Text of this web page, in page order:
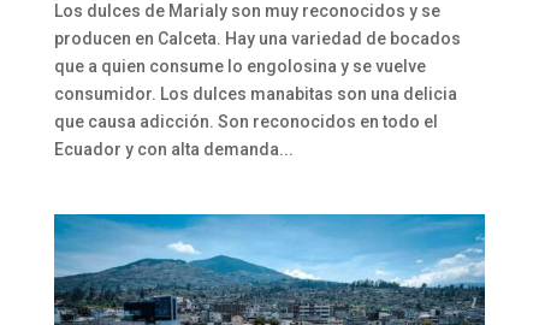
Los dulces de Marialy son muy reconocidos y se
producen en Calceta. Hay una variedad de bocados
que a quien consume lo engolosina y se vuelve
consumidor. Los dulces manabitas son una delicia
que causa adicción. Son reconocidos en todo el
Ecuador y con alta demanda...